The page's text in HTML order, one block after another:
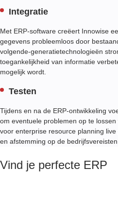
Integratie
Met ERP-software creëert Innowise
gegevens probleemloos door
volgende-generatietechnologieën
toegankelijkheid van informatie
mogelijk wordt.
Testen
Tijdens en na de ERP-ontwikkeling
om eventuele problemen op te
voor enterprise resource planning
en afstemming op de
Vind je perfecte ERP